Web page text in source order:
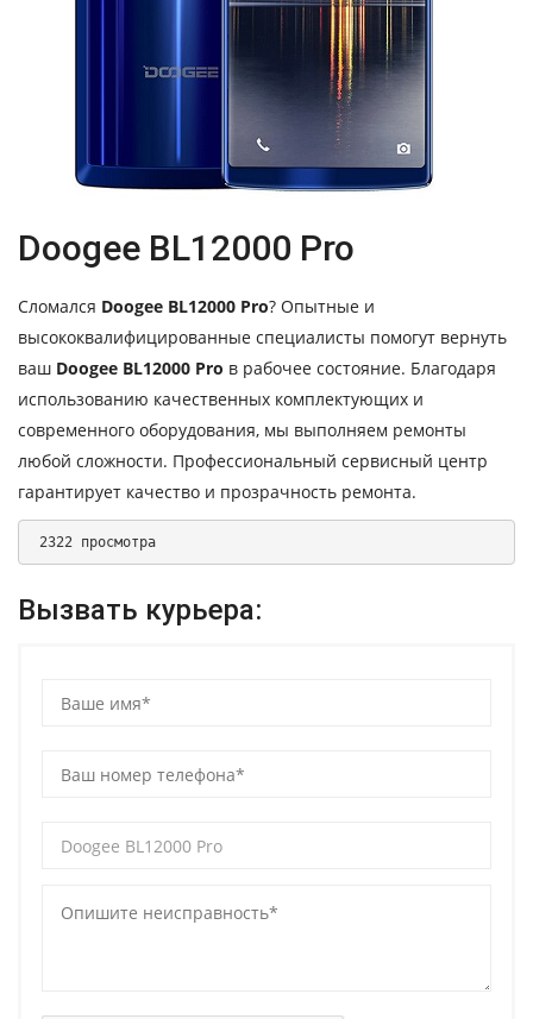
Doogee BL12000 Pro
Сломался Doogee BL12000 Pro? Опытные и
высококвалифицированные специалисты помогут вернуть
ваш Doogee BL12000 Pro в рабочее состояние. Благодаря
использованию качественных комплектующих и
современного оборудования, мы выполняем ремонты
любой сложности. Профессиональный сервисный центр
гарантирует качество и прозрачность ремонта.
2322 просмотра
Вызвать курьера: